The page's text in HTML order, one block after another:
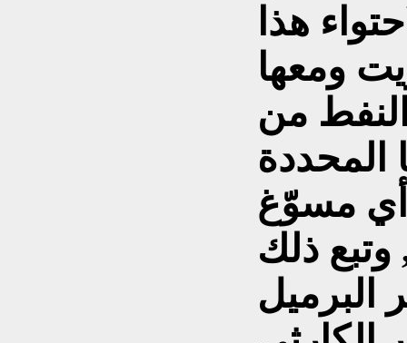
هذا
ومعها
من
مسوّغ
وتبع ذلك
البرميل